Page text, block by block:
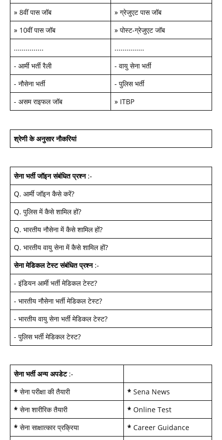
» 8वीं पास जॉब » ग्रेजुएट पास जॉब
» 10वीं पास जॉब » पोस्ट-ग्रेजुएट जॉब
...............
...............
- आर्मी भर्ती रैली - वायु सेना भर्ती
- नौसेना भर्ती - पुलिस भर्ती
- असम राइफल जॉब » ITBP
श्रेणी के अनुसार नौकरियां
सेना भर्ती जॉइन संबंधित प्रश्न:-
Q. आर्मी जॉइन कैसे करें?
Q. पुलिस में कैसे शामिल हों?
Q. भारतीय नौसेना में कैसे शामिल हों?
Q. भारतीय वायु सेना में कैसे शामिल हों?
सेना मेडिकल टेस्ट संबंधित प्रश्न:-
- इंडियन आर्मी भर्ती मेडिकल टेस्ट?
- भारतीय नौसेना भर्ती मेडिकल टेस्ट?
- भारतीय वायु सेना भर्ती मेडिकल टेस्ट?
- पुलिस भर्ती मेडिकल टेस्ट?
सेना भर्ती अन्य अपडेट:-
* सेना परीक्षा की तैयारी * Sena News
* सेना शारीरिक तैयारी * Online Test
* सेना साक्षात्कार प्रक्रिया * Career Guidance